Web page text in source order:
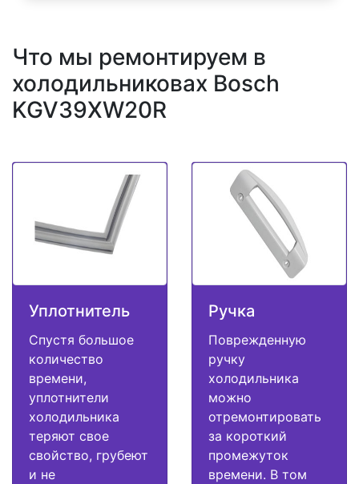
Что мы ремонтируем в
холодильниковах Bosch
KGV39XW20R
Уплотнитель
Спустя большое
количество
времени,
уплотнители
холодильника
теряют свое
свойство, грубеют
и не
Ручка
Поврежденную
ручку
холодильника
можно
отремонтировать
за короткий
промежуток
времени. В том